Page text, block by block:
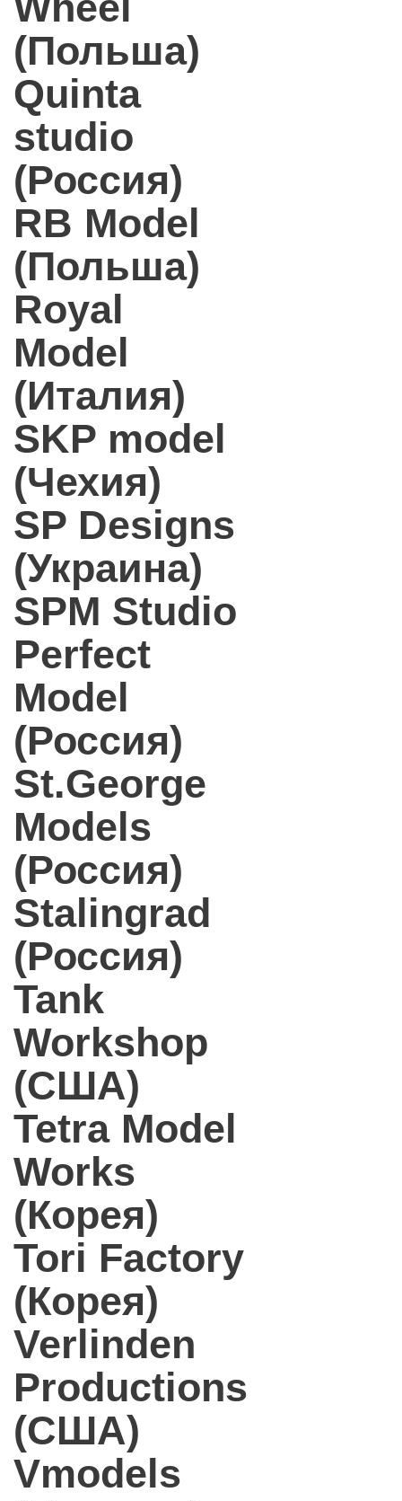
(Польша)
Quinta
studio
(Россия)
RB Model
(Польша)
Royal
Model
(Италия)
SKP model
(Чехия)
SP Designs
(Украина)
SPM Studio
Perfect
Model
(Россия)
St.George
Models
(Россия)
Stalingrad
(Россия)
Tank
Workshop
(США)
Tetra Model
Works
(Корея)
Tori Factory
(Корея)
Verlinden
Productions
(США)
Vmodels